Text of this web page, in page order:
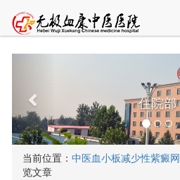
住院部
当前位置：中医血小板减少性紫癜网
览文章